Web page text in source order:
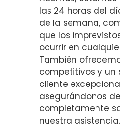
las 24 horas del
de la semana,
que los
ocurrir en
También
competitivos y un
cliente
asegurándonos
completamente
nuestra asistencia.